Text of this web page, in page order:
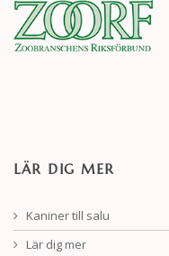
LÄR DIG MER
Kaniner till salu
Lär dig mer